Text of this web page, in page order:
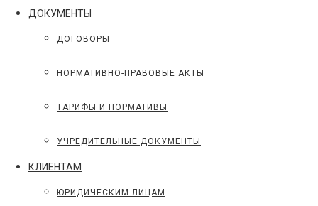
ДОКУМЕНТЫ
ДОГОВОРЫ
НОРМАТИВНО-ПРАВОВЫЕ АКТЫ
ТАРИФЫ И НОРМАТИВЫ
УЧРЕДИТЕЛЬНЫЕ ДОКУМЕНТЫ
КЛИЕНТАМ
ЮРИДИЧЕСКИМ ЛИЦАМ